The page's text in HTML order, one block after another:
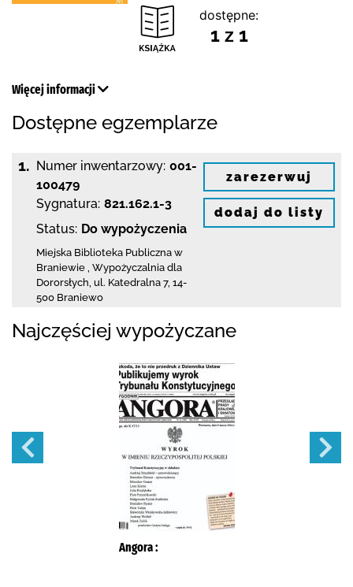
dostępne:
1 z 1
Więcej informacji
Dostępne egzemplarze
1. Numer inwentarzowy: 001-
100479
Sygnatura: 821.162.1-3
Status: Do wypożyczenia
Miejska Biblioteka Publiczna w
Braniewie Wypożyczalnia dla
Dororsłych, ul. Katedralna 7, 14-
500 Braniewo
zarezerwuj
dodaj do listy
Najczęściej wypożyczane
Angora :